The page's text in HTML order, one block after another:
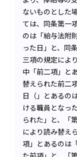
ないものとした
ては、同条第一
のは「給与法附
った日」と、同
三項の規定によ
中「前二項」と
替えられた前二
日（」とあるの
ける職員となっ
られた」と、「
により読み替え
項」とあるのは